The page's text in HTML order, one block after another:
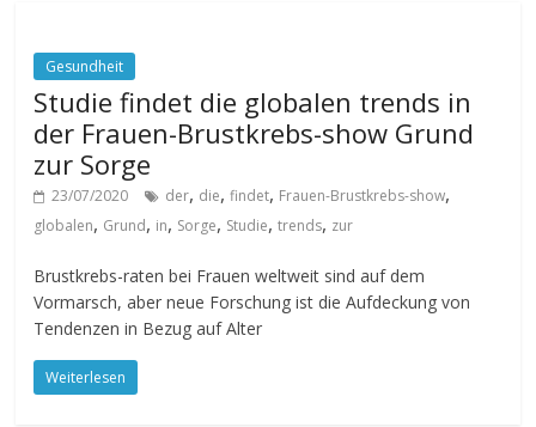
Gesundheit
Studie findet die globalen trends in
der Frauen-Brustkrebs-show Grund
zur Sorge
23/07/2020 der, die,findet, Frauen-Brustkrebs-show,
globalen, Grund, in, Sorge, Studie,trends, zur
Brustkrebs-raten bei Frauen weltweit sind auf dem
Vormarsch, aber neue Forschung ist die Aufdeckung von
Tendenzen in Bezug auf Alter
Weiterlesen